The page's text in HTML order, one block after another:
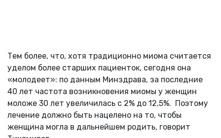
Тем более, что, хотя традиционно миома считается
уделом более старших пациенток, сегодня она
«молодеет»: по данным Минздрава, за последние
40 лет частота возникновения миомы у женщин
моложе 30 лет увеличилась с 2% до 12,5%. Поэтому
лечение должно быть нацелено на то, чтобы
женщина могла в дальнейшем родить, говорит